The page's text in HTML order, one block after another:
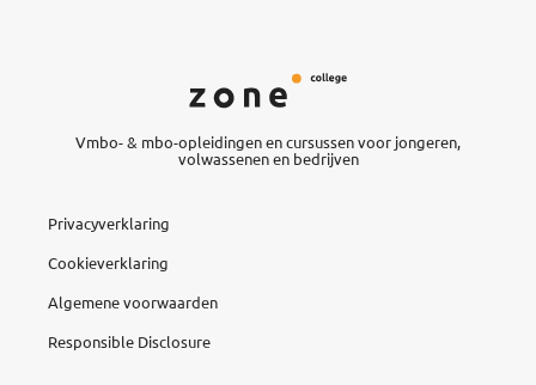
Vmbo- & mbo-opleidingen en cursussen voor jongeren,
volwassenen en bedrijven
Privacyverklaring
Cookieverklaring
Algemene voorwaarden
Responsible Disclosure